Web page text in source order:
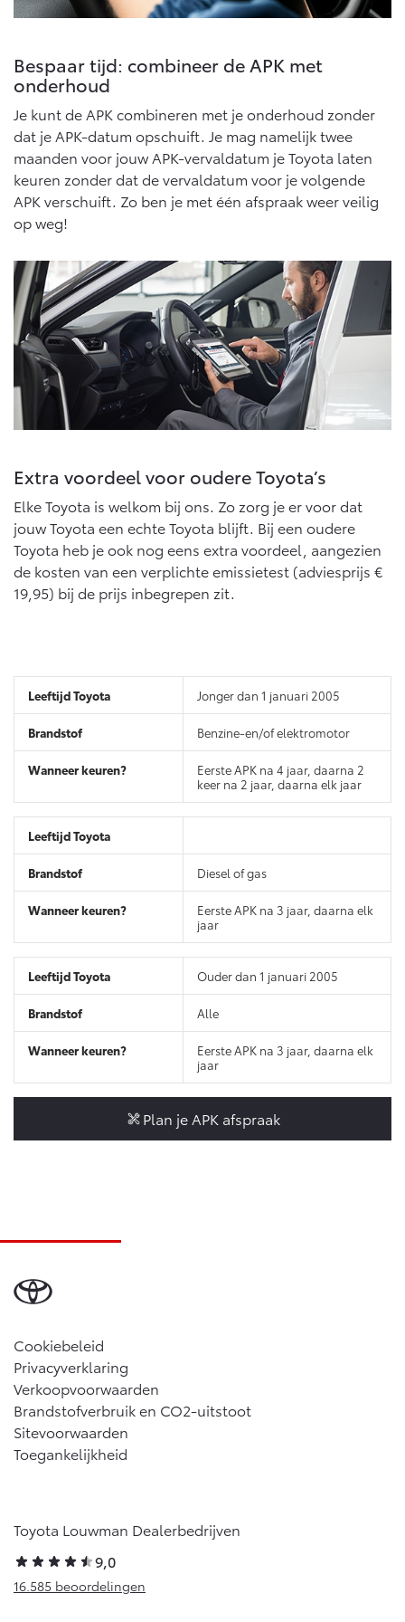
BATTERIJ-ELEKTRISCH
Vanaf € 39.995,-
bZ4X Touring
BATTERIJ-ELEKTRISCH
Vanaf € 48.995,-
Mirai
WATERSTOF-ELEKTRISCH
Vanaf € 76.695,-
Proace City (excl. BTW)
OOK ALS BATTERIJ-
ELEKTRISCH
Vanaf € 27.945,-
Proace (excl. BTW)
OOK ALS BATTERIJ-
ELEKTRISCH
Proace Verso
BATTERIJ-ELEKTRISCH
Proace Max (excl. BTW)
OOK ALS BATTERIJ-
ELEKTRISCH
Vanaf € 46.301,-
Hilux (excl. BTW)
OOK ALS BATTERIJ-
ELEKTRISCH
Vanaf € 56.570,-
Land Cruiser (excl. BTW)
Vanaf € 89.986,-
Bespaar tijd: combineer de APK met
onderhoud
Je kunt de APK combineren met je onderhoud zonder
dat je APK-datum opschuift. Je mag namelijk twee
maanden voor jouw APK-vervaldatum je Toyota laten
keuren zonder dat de vervaldatum voor je volgende
APK verschuift. Zo ben je met één afspraak weer veilig
op weg!
Extra voordeel voor oudere Toyota’s
Elke Toyota is welkom bij ons. Zo zorg je er voor dat
jouw Toyota een echte Toyota blijft. Bij een oudere
Toyota heb je ook nog eens extra voordeel, aangezien
de kosten van een verplichte emissietest (adviesprijs €
19,95) bij de prijs inbegrepen zit.
Jonger dan 1 januari 2005
Benzine-en/of elektromotor
Eerste APK na 4 jaar, daarna 2
keer na 2 jaar, daarna elk jaar
Diesel of gas
Eerste APK na 3 jaar, daarna elk
jaar
Ouder dan 1 januari 2005
Alle
Eerste APK na 3 jaar, daarna elk
jaar
Plan je APK afspraak
Cookiebeleid
Privacyverklaring
Verkoopvoorwaarden
Brandstofverbruik en CO2-uitstoot
Sitevoorwaarden
Toegankelijkheid
Toyota Louwman Dealerbedrijven
9,0
16.585 beoordelingen